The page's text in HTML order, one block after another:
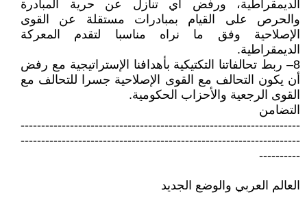
الديمقراطية، ورفض أي تنازل عن حرية المبادرة
والحرص على القيام بمبادرات مستقلة عن القوى
الإصلاحية وفق ما نراه مناسبا لتقدم المعركة
الديمقراطية.
8– ربط تحالفاتنا التكتيكية بأهدافنا الإستراتيجية مع رفض
أن يكون التحالف مع القوى الإصلاحية جسرا للتحالف مع
القوى الرجعية والأحزاب الحكومية.
التضامن
--------------------------------------------------------------------
--------------------------------------------------------------------
----------
العالم العربي والوضع الجديد